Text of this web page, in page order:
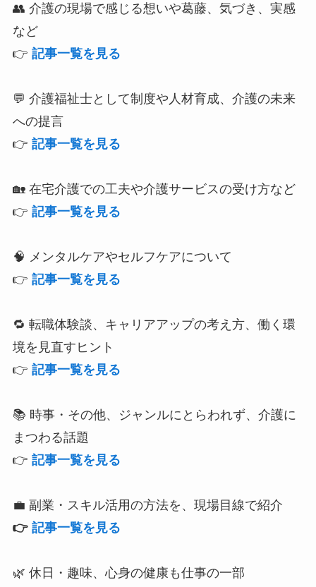
👥 介護の現場で感じる想いや葛藤、気づき、実感
など
👉 記事一覧を見る
💬 介護福祉士として制度や人材育成、介護の未来
への提言
👉 記事一覧を見る
🏡 在宅介護での工夫や介護サービスの受け方など
👉 記事一覧を見る
🧠 メンタルケアやセルフケアについて
👉 記事一覧を見る
🔁 転職体験談、キャリアアップの考え方、働く環
境を見直すヒント
👉 記事一覧を見る
📚 時事・その他、ジャンルにとらわれず、介護に
まつわる話題
👉 記事一覧を見る
💼 副業・スキル活用の方法を、現場目線で紹介
👉 記事一覧を見る
🌿 休日・趣味、心身の健康も仕事の一部